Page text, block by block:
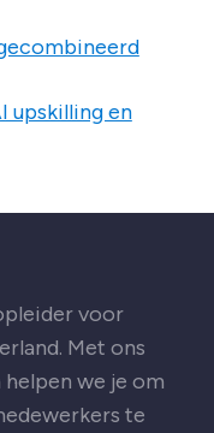
upskilling en
voor
Met ons
we je om
te